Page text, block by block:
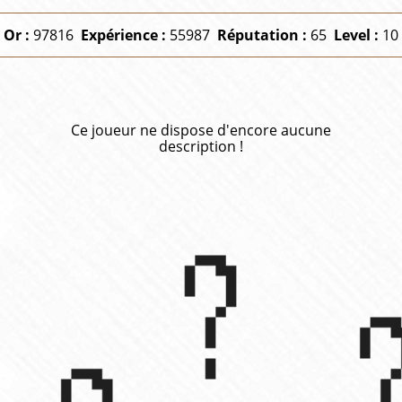
Or : 97816 Expérience : 55987 Réputation : 65 Level : 10
Ce joueur ne dispose d'encore aucune
description !